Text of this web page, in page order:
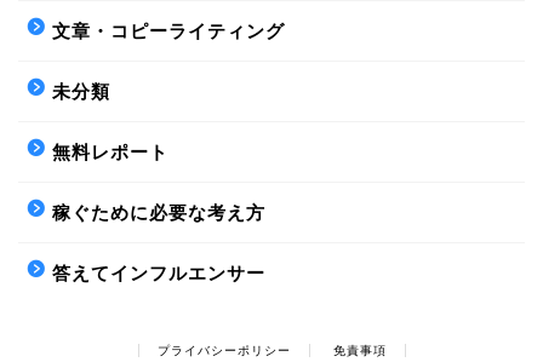
文章・コピーライティング
未分類
無料レポート
稼ぐために必要な考え方
答えてインフルエンサー
プライバシーポリシー 免責事項